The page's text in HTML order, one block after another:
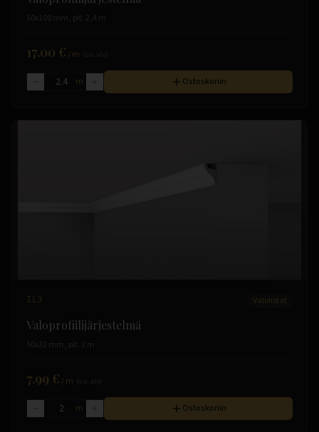
50x100 mm, pit. 2,4 m
17.00 € /m
m Ostoskoriin
IL3 Valolistat
Valoprofiilijärjestelmä
50x32 mm, pit. 2 m
7.99 € /m
m Ostoskoriin